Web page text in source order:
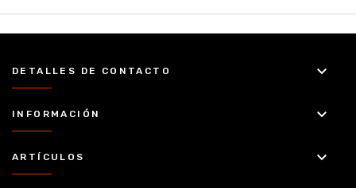
DETALLES DE CONTACTO keyboard_arrow_down
INFORMACIÓN keyboard_arrow_down
ARTÍCULOS keyboard_arrow_down